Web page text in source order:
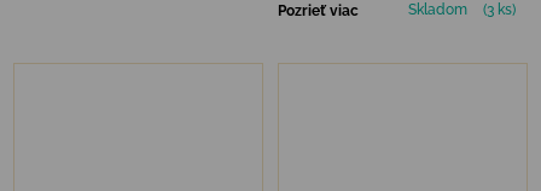
Pozrieť viac Skladom (3 ks)